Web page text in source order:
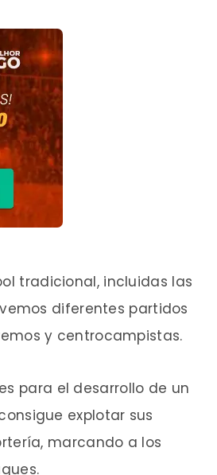
tradicional, incluidas las
diferentes partidos
y centrocampistas.
para el desarrollo de un
explotar sus
marcando a los